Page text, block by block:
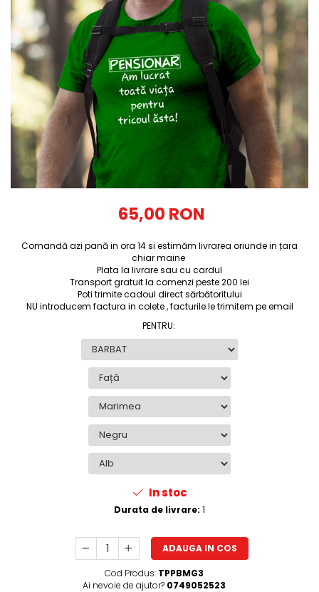
Tricouri Diverse
Tricouri Azi esti Tanar si maine...
Tricouri Motivationale
Tricouri Mamici
Tricouri Pensionari
Tricouri Animalute
Tricouri Stari
Tricouri Gameri
Tricouri Mesaje Virale
Tricouri Zicale Romanesti
Tricouri Copii
65,00 RON
Comandă azi pană in ora 14 si estimăm livrarea oriunde in țara
chiar maine
Plata la livrare sau cu cardul
Transport gratuit la comenzi peste 200 lei
Poti trimite cadoul direct sărbătoritului
NU introducem factura in colete , facturile le trimitem pe email
PENTRU:
In stoc
Durata de livrare: 1
ADAUGA IN COS
Cod Produs: TPPBMG3
Ai nevoie de ajutor? 0749052523